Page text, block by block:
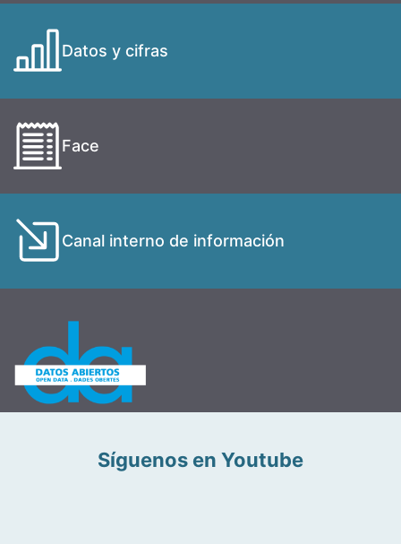
Datos y cifras
Face
Canal interno de información
Síguenos en Youtube